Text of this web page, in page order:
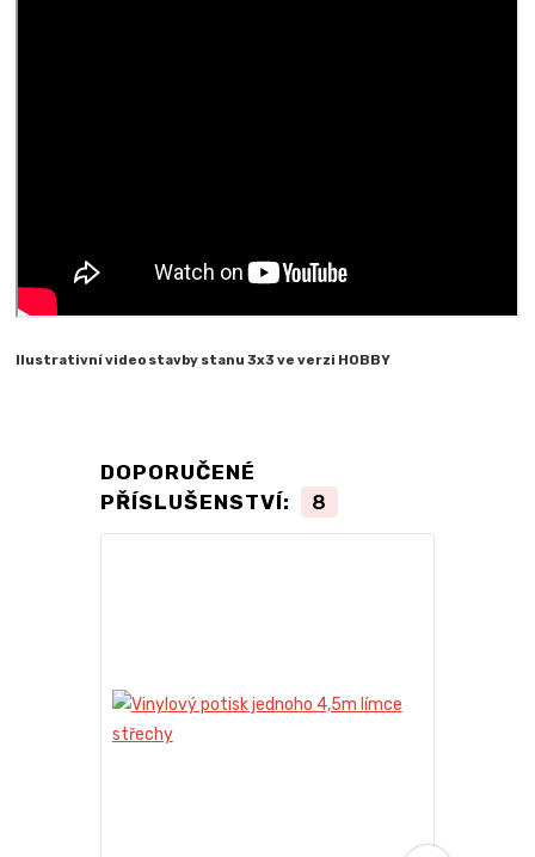
Ilustrativní video stavby stanu 3x3 ve verzi HOBBY
DOPORUČENÉ
PŘÍSLUŠENSTVÍ:
8